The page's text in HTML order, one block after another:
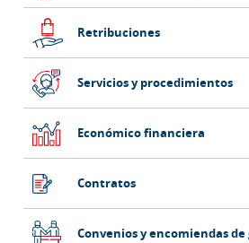
Retribuciones
Servicios y procedimientos
Económico financiera
Contratos
Convenios y encomiendas de